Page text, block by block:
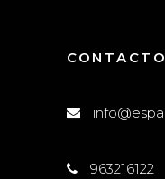
CONTACTO
963216122